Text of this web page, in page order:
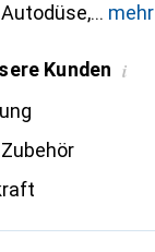
mehr
Kunden i